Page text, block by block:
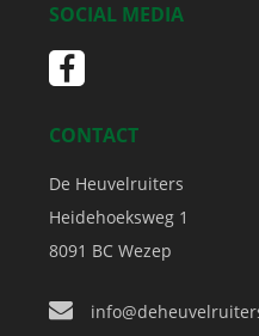
SOCIAL MEDIA
CONTACT
De Heuvelruiters
Heidehoeksweg 1
8091 BC Wezep